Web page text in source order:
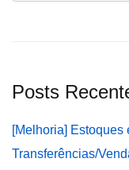
Posts
[Melhoria]
Transferências/